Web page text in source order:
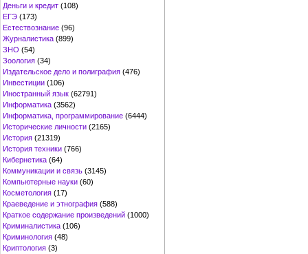
Деньги и кредит (108)
ЕГЭ (173)
Естествознание (96)
Журналистика (899)
ЗНО (54)
Зоология (34)
Издательское дело и полиграфия (476)
Инвестиции (106)
Иностранный язык (62791)
Информатика (3562)
Информатика, программирование (6444)
Исторические личности (2165)
История (21319)
История техники (766)
Кибернетика (64)
Коммуникации и связь (3145)
Компьютерные науки (60)
Косметология (17)
Краеведение и этнография (588)
Краткое содержание произведений (1000)
Криминалистика (106)
Криминология (48)
Криптология (3)